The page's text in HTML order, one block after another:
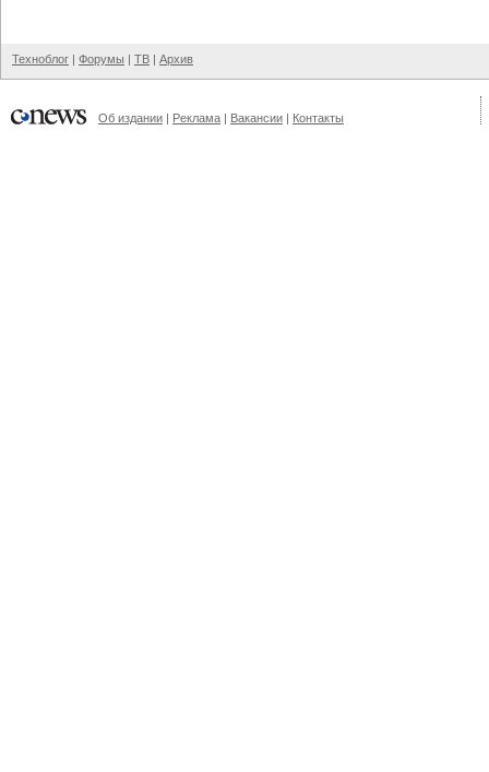
Техноблог | Форумы | ТВ | Архив
Об издании | Реклама | Вакансии | Контакты